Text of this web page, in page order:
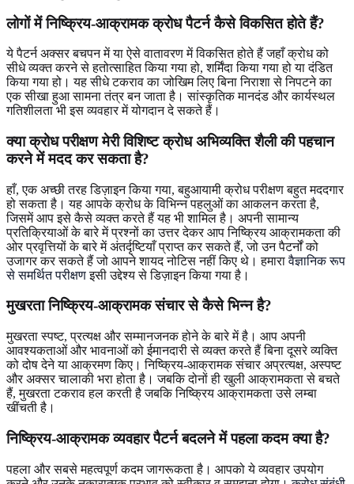
लोगों में निष्क्रिय-आक्रामक क्रोध पैटर्न कैसे विकसित होते हैं?
ये पैटर्न अक्सर बचपन में या ऐसे वातावरण में विकसित होते हैं जहाँ क्रोध को
सीधे व्यक्त करने से हतोत्साहित किया गया हो, शर्मिंदा किया गया हो या दंडित
किया गया हो। यह सीधे टकराव का जोखिम लिए बिना निराशा से निपटने का
एक सीखा हुआ सामना तंत्र बन जाता है। सांस्कृतिक मानदंड और कार्यस्थल
गतिशीलता भी इस व्यवहार में योगदान दे सकते हैं।
क्या क्रोध परीक्षण मेरी विशिष्ट क्रोध अभिव्यक्ति शैली की पहचान
करने में मदद कर सकता है?
हाँ, एक अच्छी तरह डिज़ाइन किया गया, बहुआयामी क्रोध परीक्षण बहुत मददगार
हो सकता है। यह आपके क्रोध के विभिन्न पहलुओं का आकलन करता है,
जिसमें आप इसे कैसे व्यक्त करते हैं यह भी शामिल है। अपनी सामान्य
प्रतिक्रियाओं के बारे में प्रश्नों का उत्तर देकर आप निष्क्रिय आक्रामकता की
ओर प्रवृत्तियों के बारे में अंतर्दृष्टियाँ प्राप्त कर सकते हैं, जो उन पैटर्नों को
उजागर कर सकते हैं जो आपने शायद नोटिस नहीं किए थे। हमारावैज्ञानिक रूप
से समर्थित परीक्षणइसी उद्देश्य से डिज़ाइन किया गया है।
मुखरता निष्क्रिय-आक्रामक संचार से कैसे भिन्न है?
मुखरता स्पष्ट, प्रत्यक्ष और सम्मानजनक होने के बारे में है। आप अपनी
आवश्यकताओं और भावनाओं को ईमानदारी से व्यक्त करते हैं बिना दूसरे व्यक्ति
को दोष देने या आक्रमण किए। निष्क्रिय-आक्रामक संचार अप्रत्यक्ष, अस्पष्ट
और अक्सर चालाकी भरा होता है। जबकि दोनों ही खुली आक्रामकता से बचते
हैं, मुखरता टकराव हल करती है जबकि निष्क्रिय आक्रामकता उसे लम्बा
खींचती है।
निष्क्रिय-आक्रामक व्यवहार पैटर्न बदलने में पहला कदम क्या है?
पहला और सबसे महत्वपूर्ण कदम जागरूकता है। आपको ये व्यवहार उपयोग